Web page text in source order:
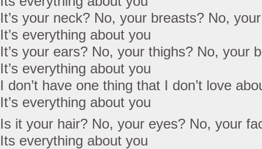
It’s your neck? No, your breasts? No,
It’s everything about you
It’s your ears? No, your thighs? No, your
It’s everything about you
I don’t have one thing that I don’t love
It’s everything about you
Is it your hair? No, your eyes? No, your
Its everything about you